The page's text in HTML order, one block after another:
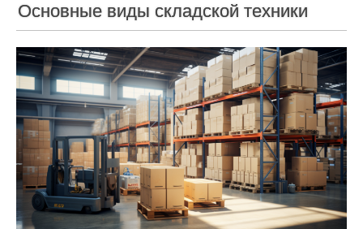
Основные виды складской техники